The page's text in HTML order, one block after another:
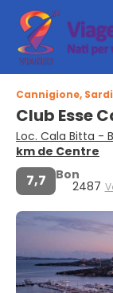
Cannigione,
Club Esse
Loc. Cala Bitta -
km de Centre
7,7 Bon
2487